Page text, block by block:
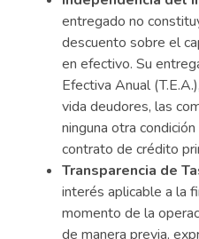
entregado no
descuento sobre el
en efectivo. Su
Efectiva Anual
vida deudores, las
ninguna otra
contrato de crédito
Transparencia de
interés aplicable a la
momento de la
de manera previa,